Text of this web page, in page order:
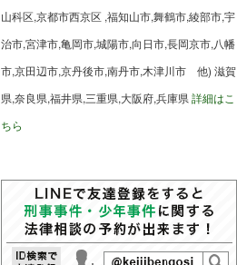
山科区,京都市西京区 ,福知山市,舞鶴市,綾部市,宇
治市,宮津市,亀岡市,城陽市,向日市,長岡京市,八幡
市,京田辺市,京丹後市,南丹市,木津川市 他) 滋賀
県,奈良県,福井県,三重県,大阪府,兵庫県 詳細はこ
ちら